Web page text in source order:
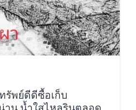
รัพย์ดีดีซื้อเก็บ